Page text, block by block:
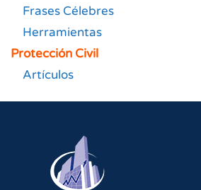
Frases Célebres
Herramientas
Protección Civil
Artículos